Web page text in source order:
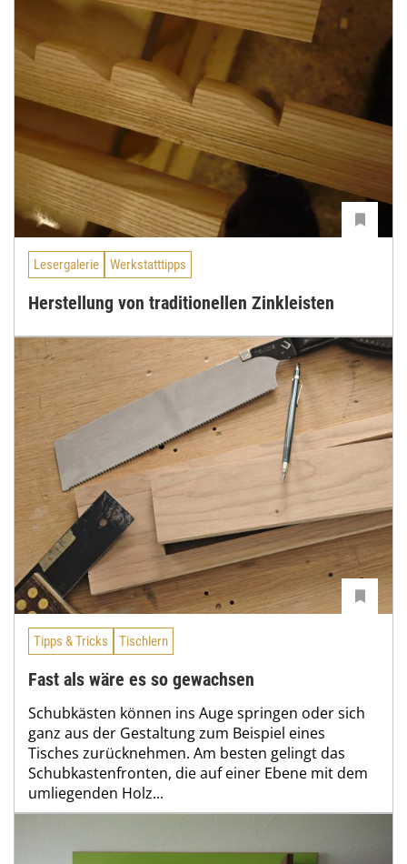
Lesergalerie Werkstatttipps
Herstellung von traditionellen Zinkleisten
Tipps & Tricks Tischlern
Fast als wäre es so gewachsen
Schubkästen können ins Auge springen oder sich
ganz aus der Gestaltung zum Beispiel eines
Tisches zurücknehmen. Am besten gelingt das
Schubkastenfronten, die auf einer Ebene mit dem
umliegenden Holz...